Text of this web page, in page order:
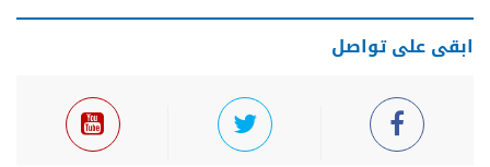
ابقى على تواصل